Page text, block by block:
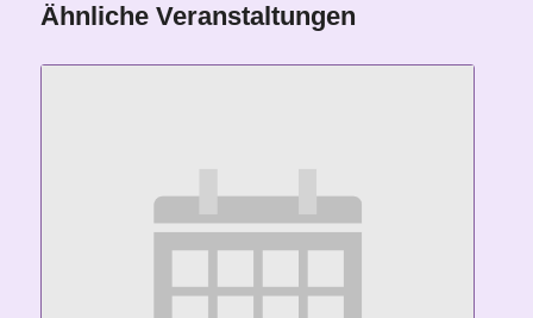
Ähnliche Veranstaltungen